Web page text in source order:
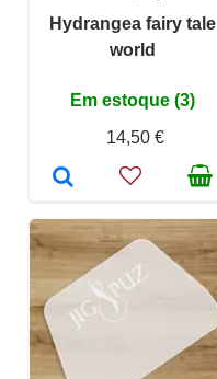
Hydrangea fairy tale
world
Em estoque (3)
14,50 €